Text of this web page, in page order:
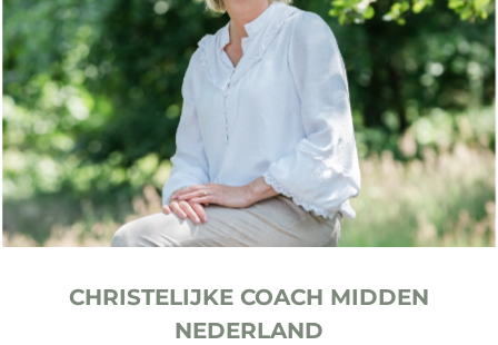
CHRISTELIJKE COACH MIDDEN
NEDERLAND